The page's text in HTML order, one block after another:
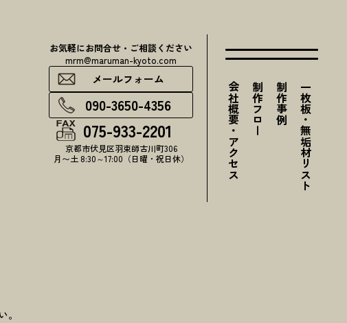
お気軽にお問合せ・ご相談ください
mrm@maruman-kyoto.com
メールフォーム
090-3650-4356
075-933-2201
京都市伏見区羽束師古川町306
月〜土 8:30～17:00（日曜・祝日休）
一枚板・無垢材リスト
制作事例
制作フロー
会社概要・アクセス